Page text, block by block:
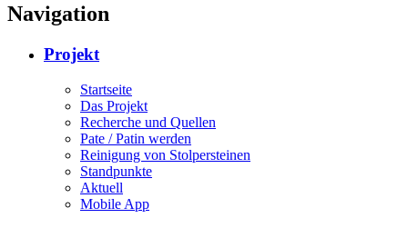
Navigation
Projekt
Startseite
Das Projekt
Recherche und Quellen
Pate / Patin werden
Reinigung von Stolpersteinen
Standpunkte
Aktuell
Mobile App